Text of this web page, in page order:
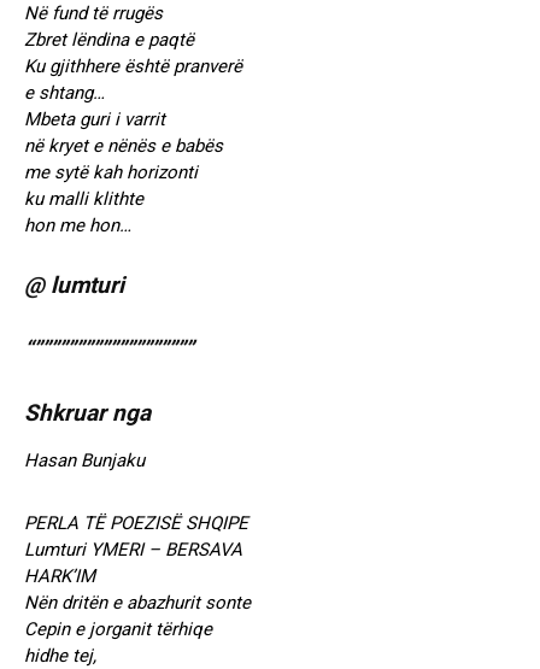
Në fund të rrugës
Zbret lëndina e paqtë
Ku gjithhere është pranverë
e shtang…
Mbeta guri i varrit
në kryet e nënës e babës
me sytë kah horizonti
ku malli klithte
hon me hon…
@ lumturi
“”””””””””””””””””””
Shkruar nga
Hasan Bunjaku
PERLA TË POEZISË SHQIPE
Lumturi YMERI – BERSAVA
HARK’IM
Nën dritën e abazhurit sonte
Cepin e jorganit tërhiqe
hidhe tej,